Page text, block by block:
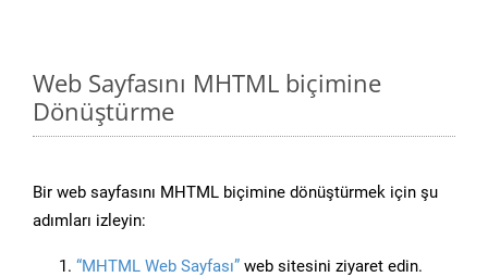
Web Sayfasını MHTML biçimine
Dönüştürme
Bir web sayfasını MHTML biçimine dönüştürmek için şu
adımları izleyin:
“MHTML Web Sayfası” web sitesini ziyaret edin.